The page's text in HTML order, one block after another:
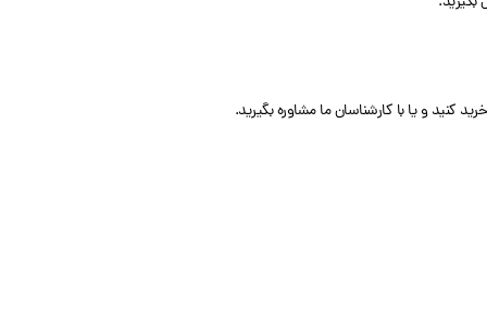
و یا با کارشناسان ما مشاوره بگیرید.